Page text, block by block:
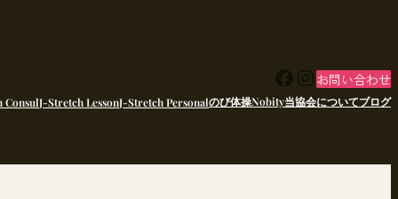
Facebook
Instagram
お問い合わせ
ConsulJ-Stretch LessonJ-Stretch Personalのび体操Nobity当協会についてブログ